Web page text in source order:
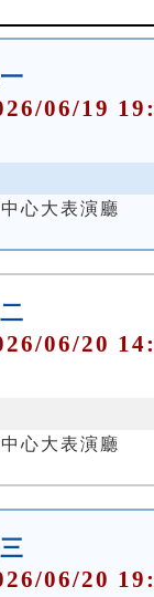
06/19
心大表演廳
06/20
心大表演廳
06/20